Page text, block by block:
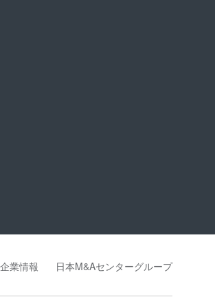
企業情報 日本M&Aセンターグループ